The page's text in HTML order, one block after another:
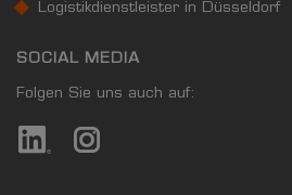
Logistikdienstleister in Düsseldorf
SOCIAL MEDIA
Folgen Sie uns auch auf: